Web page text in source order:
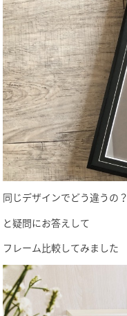
同じデザインでどう違うの？
と疑問にお答えして
フレーム比較してみました